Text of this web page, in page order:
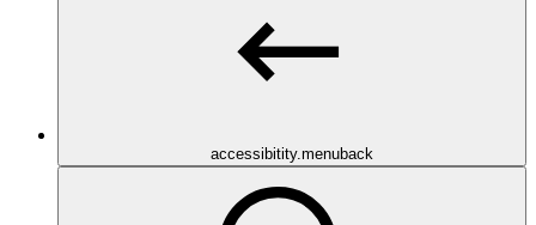
accessibitity.menuback